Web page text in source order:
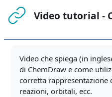
Video tutorial -
Video che spiega (in
di ChemDraw e come
corretta rappresentazione
reazioni, orbitali, ecc.